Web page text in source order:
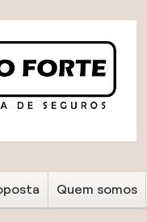
Quem somos